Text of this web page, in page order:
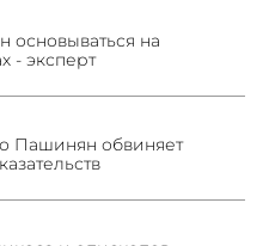
на
- эксперт
Пашинян обвиняет
в Тбилиси